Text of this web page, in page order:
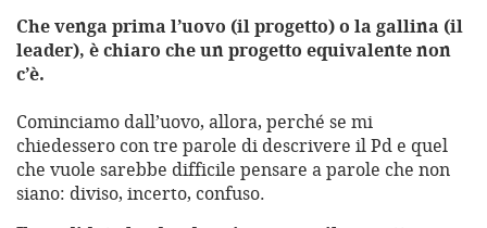
Che venga prima l’uovo (il progetto) o la gallina (il
leader), è chiaro che un progetto equivalente non
c’è.
Cominciamo dall’uovo, allora, perché se mi
chiedessero con tre parole di descrivere il Pd e quel
che vuole sarebbe difficile pensare a parole che non
siano: diviso, incerto, confuso.